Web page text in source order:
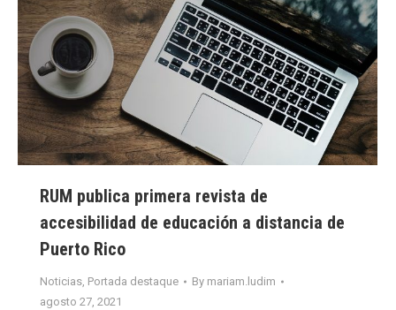
RUM publica primera revista de
accesibilidad de educación a distancia de
Puerto Rico
Noticias, Portada destaque By mariam.ludim
agosto 27, 2021